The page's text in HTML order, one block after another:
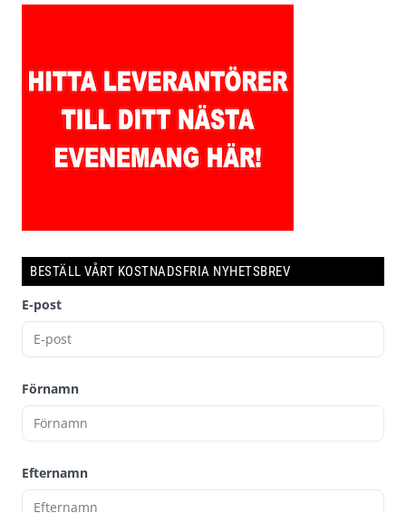
BESTÄLL VÅRT KOSTNADSFRIA NYHETSBREV
E-post
Förnamn
Efternamn